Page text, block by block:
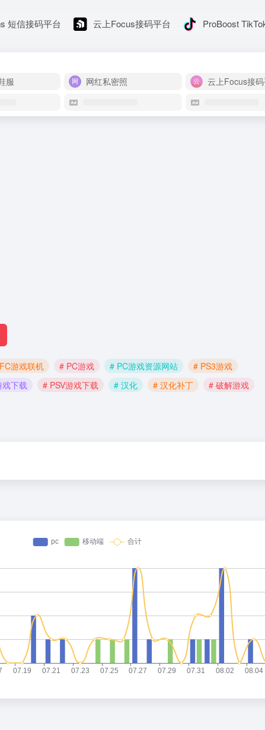
短信接码平台 云上Focus接码平台 ProBoost
服 网红私密照 云上Focus接
游戏联机 # PC游戏 # PC游戏资源网站
# PS3游戏
戏下载 # PSV游戏下载 # 汉化 # 汉化补丁
# 破解游戏